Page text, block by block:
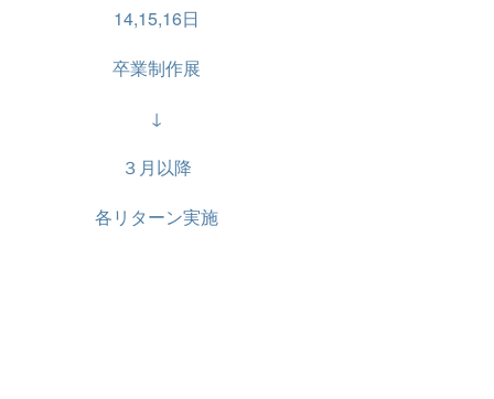
14,15,16日
卒業制作展
↓
３月以降
各リターン実施